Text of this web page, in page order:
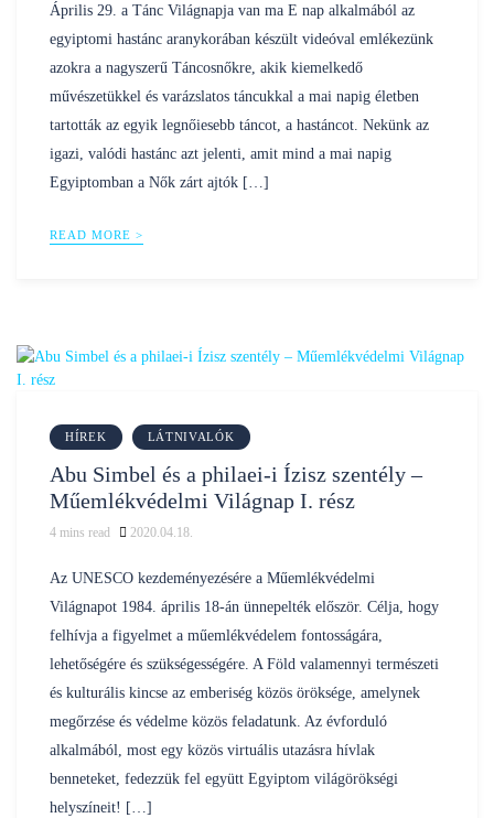
by
Április 29. a Tánc Világnapja van ma E nap alkalmából az
egyiptomi hastánc aranykorában készült videóval emlékezünk
azokra a nagyszerű Táncosnőkre, akik kiemelkedő
művészetükkel és varázslatos táncukkal a mai napig életben
tartották az egyik legnőiesebb táncot, a hastáncot. Nekünk az
igazi, valódi hastánc azt jelenti, amit mind a mai napig
Egyiptomban a Nők zárt ajtók […]
READ MORE >
HÍREK LÁTNIVALÓK
Abu Simbel és a philaei-i Ízisz szentély –
Műemlékvédelmi Világnap I. rész
4 mins read
2020.04.18.
Az UNESCO kezdeményezésére a Műemlékvédelmi
Világnapot 1984. április 18-án ünnepelték először. Célja, hogy
felhívja a figyelmet a műemlékvédelem fontosságára,
lehetőségére és szükségességére. A Föld valamennyi természeti
és kulturális kincse az emberiség közös öröksége, amelynek
megőrzése és védelme közös feladatunk. Az évforduló
alkalmából, most egy közös virtuális utazásra hívlak
benneteket, fedezzük fel együtt Egyiptom világörökségi
helyszíneit! […]